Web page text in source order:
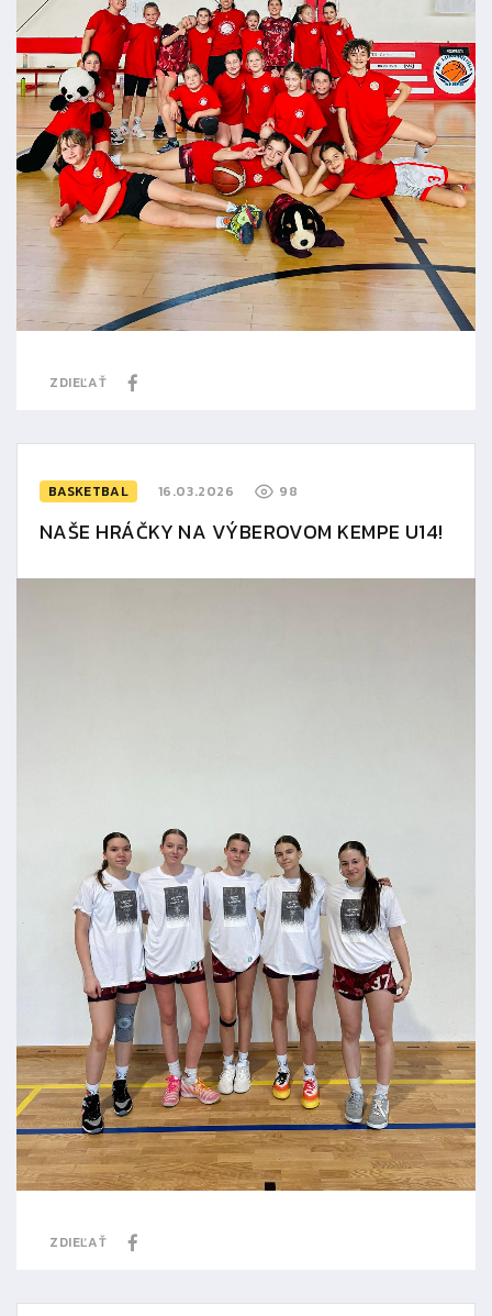
ZDIEĽAŤ
BASKETBAL 16.03.2026 98
NAŠE HRÁČKY NA VÝBEROVOM KEMPE U14!
ZDIEĽAŤ